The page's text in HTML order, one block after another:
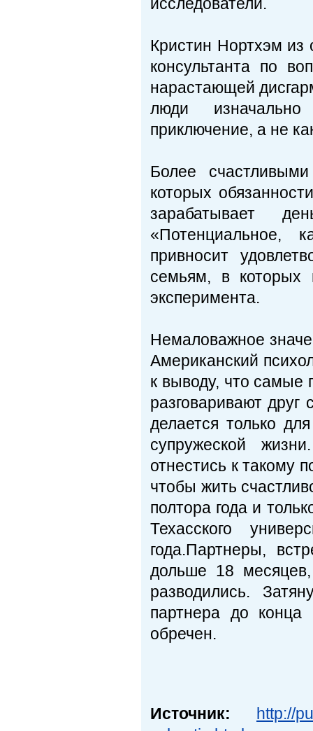
Кристин Нортхэм из
консультанта по
нарастающей
люди
приключение, а не
Более
которых
зарабатывает
«Потенциальное,
привносит
семьям, в которых
эксперимента.
Немаловажное
Американский
к выводу, что самые
разговаривают
делается только
супружеской
отнестись к такому
чтобы жить
полтора года и
Техасского
года.Партнеры,
дольше 18
разводились.
партнера до
обречен.
Источник:
http://